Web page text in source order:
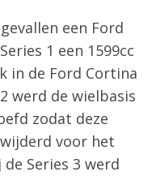
een Ford
1 een 1599cc
in de Ford Cortina
werd de wielbasis
zodat deze
voor het
Series 3 werd